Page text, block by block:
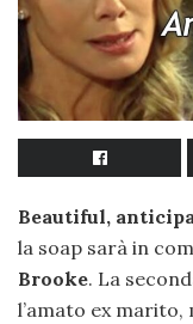
Beautiful,
la soap sarà in
Brooke. La
l’amato ex marito,